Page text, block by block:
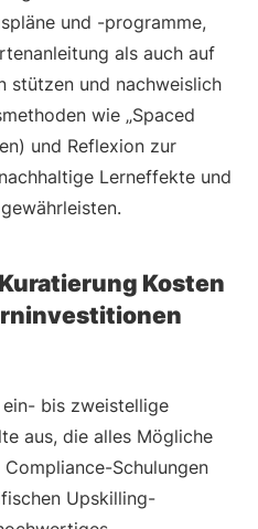
und -programme,
als auch auf
stützen und nachweislich
wie „Spaced
und Reflexion zur
Lerneffekte und
Kosten
bis zweistellige
aus, die alles Mögliche
Schulungen
Upskilling-